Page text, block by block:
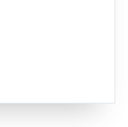
due-tre